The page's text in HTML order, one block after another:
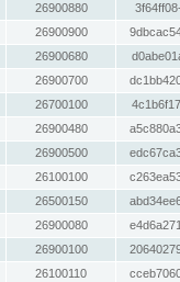
26900880
26900900
26900680
26900700
26700100
26900480
26900500
26100100
26500150
26900080
26900100
26100110